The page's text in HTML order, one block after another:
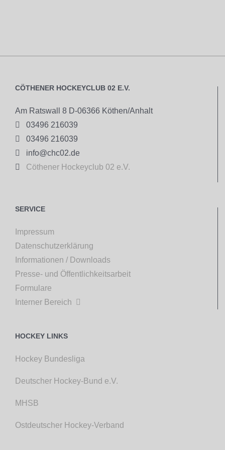
CÖTHENER HOCKEYCLUB 02 E.V.
Am Ratswall 8 D-06366 Köthen/Anhalt

03496 216039

03496 216039

info@chc02.de

Cöthener Hockeyclub 02 e.V.
SERVICE
Impressum
Datenschutzerklärung
Informationen / Downloads
Presse- und Öffentlichkeitsarbeit
Formulare
Interner Bereich

HOCKEY LINKS
Hockey Bundesliga
Deutscher Hockey-Bund e.V.
MHSB
Ostdeutscher Hockey-Verband